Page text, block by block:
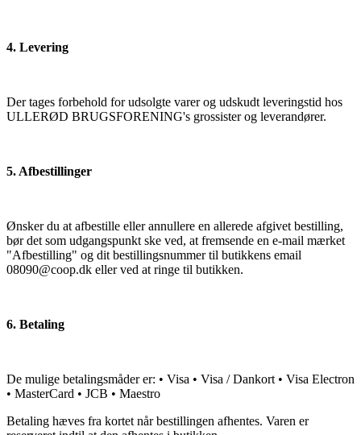
4. Levering
Der tages forbehold for udsolgte varer og udskudt leveringstid hos
ULLERØD BRUGSFORENING's grossister og leverandører.
5. Afbestillinger
Ønsker du at afbestille eller annullere en allerede afgivet bestilling,
bør det som udgangspunkt ske ved, at fremsende en e-mail mærket
"Afbestilling" og dit bestillingsnummer til butikkens email
08090@coop.dk eller ved at ringe til butikken.
6. Betaling
De mulige betalingsmåder er: • Visa • Visa / Dankort • Visa Electron
• MasterCard • JCB • Maestro
Betaling hæves fra kortet når bestillingen afhentes. Varen er